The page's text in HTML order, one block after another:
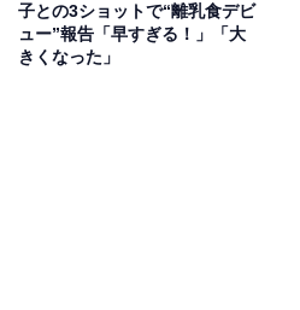
子との3ショットで“離乳食デビ
ュー”報告「早すぎる！」「大
きくなった」